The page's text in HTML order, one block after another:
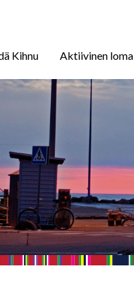
Kihnu Aktiivinen loma